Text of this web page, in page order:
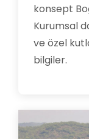
konsept
Kurumsal
ve özel
bilgiler.